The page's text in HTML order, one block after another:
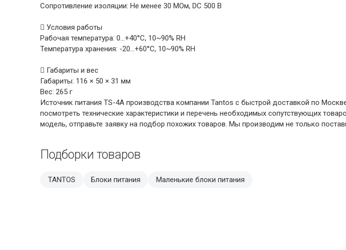
Сопротивление изоляции: Не менее 30 МОм, DC 500 В
 Условия работы
Рабочая температура: 0…+40°С, 10~90% RH
Температура хранения: -20…+60°С, 10~90% RH
 Габариты и вес
Габариты: 116 × 50 × 31 мм
Вес: 265 г
Источник питания TS-4A производства компании Tantos с быстрой доставкой по
посмотреть технические характеристики и перечень необходимых сопутствующих
модель, отправьте заявку на подбор похожих товаров. Мы производим не только
Подборки товаров
TANTOS Блоки питания Маленькие блоки питания